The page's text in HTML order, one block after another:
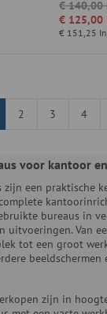
€ 140,00
€ 151,25
€ 125,00
2 3 4
voor kantoor
zijn een praktische
bureaus in
uitvoeringen. Van
tot een groot
beeldschermen
zijn in